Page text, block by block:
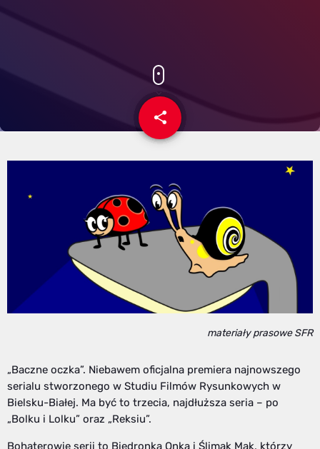
share
email
materiały prasowe SFR
„Baczne oczka”. Niebawem oficjalna premiera najnowszego
serialu stworzonego w Studiu Filmów Rysunkowych w
Bielsku-Białej. Ma być to trzecia, najdłuższa seria – po
„Bolku i Lolku” oraz „Reksiu”.
Bohaterowie serii to Biedronka Onka i Ślimak Mak, którzy